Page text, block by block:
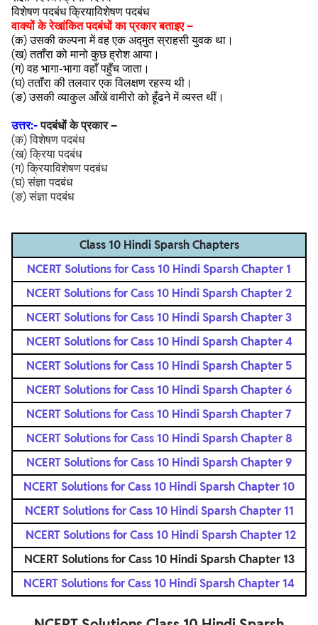
विशेषण पदबंध क्रियाविशेषण पदबंध
वाक्यों के रेखांकित पदबंधों का प्रकार बताइए –
(क) उसकी कल्पना में वह एक अद्मुत स्राहसी युवक था।
(ख) तताँरा को मानो कुछ ह्रोश आया।
(ग) वह भागा-भागा वहाँ पहुँच जाता।
(घ) तताँरा की तलवार एक विलक्षण रहस्य थी।
(ङ) उसकी व्याकुल आँखें वामीरो को हूँढने में व्यस्त थीं।
उत्तर:-पदबंधों के प्रकार –
(क) विशेषण पदबंध
(ख) क्रिया पदबंध
(ग) क्रियाविशेषण पदबंध
(घ) संज्ञा पदबंध
(ङ) संज्ञा पदबंध
Class 10 Hindi Sparsh Chapters
NCERT Solutions for Cass 10 Hindi Sparsh Chapter 1
NCERT Solutions for Cass 10 Hindi Sparsh Chapter 2
NCERT Solutions for Cass 10 Hindi Sparsh Chapter 3
NCERT Solutions for Cass 10 Hindi Sparsh Chapter 4
NCERT Solutions for Cass 10 Hindi Sparsh Chapter 5
NCERT Solutions for Cass 10 Hindi Sparsh Chapter 6
NCERT Solutions for Cass 10 Hindi Sparsh Chapter 7
NCERT Solutions for Cass 10 Hindi Sparsh Chapter 8
NCERT Solutions for Cass 10 Hindi Sparsh Chapter 9
NCERT Solutions for Cass 10 Hindi Sparsh Chapter 10
NCERT Solutions for Cass 10 Hindi Sparsh Chapter 11
NCERT Solutions for Cass 10 Hindi Sparsh Chapter 12
NCERT Solutions for Cass 10 Hindi Sparsh Chapter 13
NCERT Solutions for Cass 10 Hindi Sparsh Chapter 14